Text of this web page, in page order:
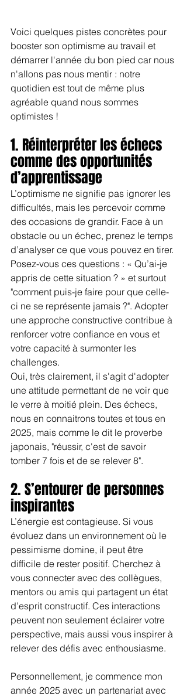
Voici quelques pistes concrètes pour
booster son optimisme au travail et
démarrer l'année du bon pied car nous
n'allons pas nous mentir : notre
quotidien est tout de même plus
agréable quand nous sommes
optimistes !
1. Réinterpréter les échecs
comme des opportunités
d’apprentissage
L’optimisme ne signifie pas ignorer les
difficultés, mais les percevoir comme
des occasions de grandir. Face à un
obstacle ou un échec, prenez le temps
d’analyser ce que vous pouvez en tirer.
Posez-vous ces questions : « Qu’ai-je
appris de cette situation ? » et surtout
"comment puis-je faire pour que celle-
ci ne se représente jamais ?". Adopter
une approche constructive contribue à
renforcer votre confiance en vous et
votre capacité à surmonter les
challenges.
Oui, très clairement, il s'agit d'adopter
une attitude permettant de ne voir que
le verre à moitié plein. Des échecs,
nous en connaitrons toutes et tous en
2025, mais comme le dit le proverbe
japonais, "réussir, c'est de savoir
tomber 7 fois et de se relever 8".
2. S’entourer de personnes
inspirantes
L’énergie est contagieuse. Si vous
évoluez dans un environnement où le
pessimisme domine, il peut être
difficile de rester positif. Cherchez à
vous connecter avec des collègues,
mentors ou amis qui partagent un état
d’esprit constructif. Ces interactions
peuvent non seulement éclairer votre
perspective, mais aussi vous inspirer à
relever des défis avec enthousiasme.
Personnellement, je commence mon
année 2025 avec un partenariat avec